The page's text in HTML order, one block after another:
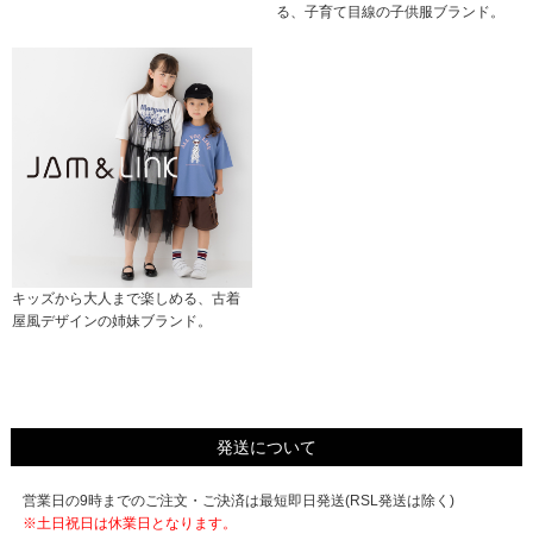
る、子育て目線の子供服ブランド。
キッズから大人まで楽しめる、古着
屋風デザインの姉妹ブランド。
発送について
営業日の9時までのご注文・ご決済は最短即日発送(RSL発送は除く)
※土日祝日は休業日となります。